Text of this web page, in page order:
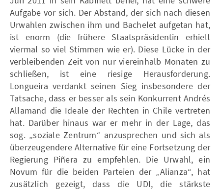
Aufgabe vor sich. Der Abstand, der sich nach diesen
Urwahlen zwischen ihm und Bachelet aufgetan hat,
ist enorm (die frühere Staatspräsidentin erhielt
viermal so viel Stimmen wie er). Diese Lücke in der
verbleibenden Zeit von nur viereinhalb Monaten zu
schließen, ist eine riesige Herausforderung.
Longueira verdankt seinen Sieg insbesondere der
Tatsache, dass er besser als sein Konkurrent Andrés
Allamand die Ideale der Rechten in Chile vertreten
hat. Darüber hinaus war er mehr in der Lage, das
sog. „soziale Zentrum“ anzusprechen und sich als
überzeugendere Alternative für eine Fortsetzung der
Regierung Piñera zu empfehlen. Die Urwahl, ein
Novum für die beiden Parteien der „Alianza“, hat
zusätzlich gezeigt, dass die UDI, die stärkste